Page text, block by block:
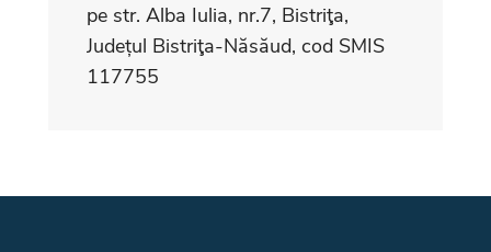
pe str. Alba Iulia, nr.7, Bistriţa,
Județul Bistriţa-Năsăud, cod SMIS
117755